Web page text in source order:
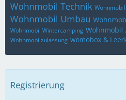
Wohnmobil Technik
Wohnmobil Umbau
Wohnmobil Wintercamping Wohnmobil
Wohnmobilzulassung womobox &
Registrierung